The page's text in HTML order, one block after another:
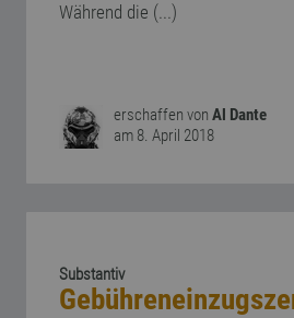
Während die (...)
erschaffen vonAl Dante
am 8. April 2018
Substantiv